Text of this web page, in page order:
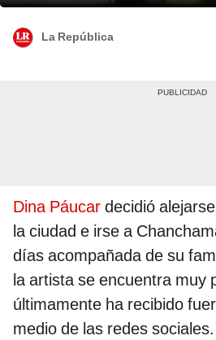
La República
Dina Páucar decidió
la ciudad e irse a
días acompañada de su
la artista se encuentra muy
últimamente ha recibido
medio de las redes sociales.